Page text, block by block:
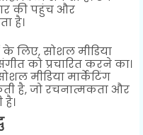
की पहुंच और
है।
लिए, सोशल मीडिया
को प्रचारित करने का।
मीडिया मार्केटिंग
है, जो रचनात्मकता और